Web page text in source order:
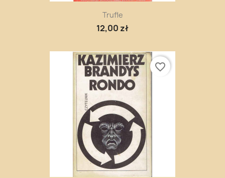
Trufle
12,00 zł
favorite_border